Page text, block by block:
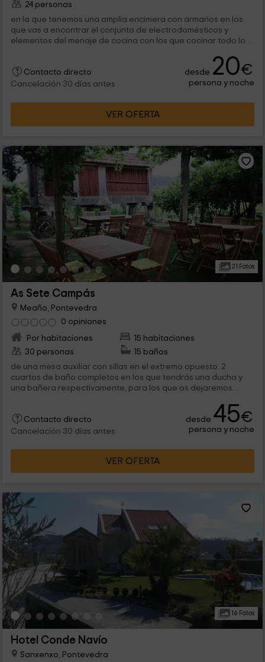
24 personas
en la que tenemos una amplia encimera con armarios en los
que vas a encontrar el conjunto de electrodomésticos y
elementos del menaje de cocina con los que cocinar todo lo
Contacto directo
Cancelación 30 días antes
desde 20€
persona y noche
VER OFERTA
21 Fotos
As Sete Campás
Meaño, Pontevedra
0 opiniones
Por habitaciones
15 habitaciones
30 personas
15 baños
de una mesa auxiliar con sillas en el extremo opuesto. 2
cuartos de baño completos en los que tendrás una ducha y
una bañera respectivamente, para los que os dejaremos
Contacto directo
Cancelación 30 días antes
desde 45€
persona y noche
VER OFERTA
16 Fotos
Hotel Conde Navío
Sanxenxo, Pontevedra